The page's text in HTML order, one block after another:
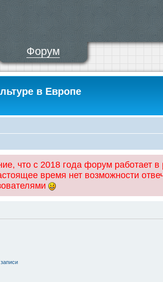
Форум
в Европе
что с 2018 года форум работает в
время нет возможности